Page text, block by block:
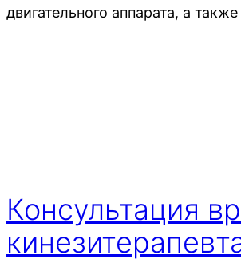
двигательного аппарата, а
Консультация